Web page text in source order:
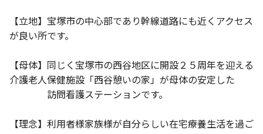
【立地】宝塚市の中心部であり幹線道路にも近くアクセス
が良い所です。
【母体】同じく宝塚市の西谷地区に開設２５周年を迎える
介護老人保健施設「西谷憩いの家」が母体の安定した
訪問看護ステーションです。
【理念】利用者様家族様が自分らしい在宅療養生活を過ご